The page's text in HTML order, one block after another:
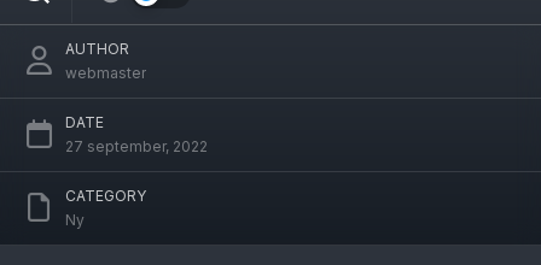
AUTHOR
webmaster
DATE
27 september, 2022
CATEGORY
Ny